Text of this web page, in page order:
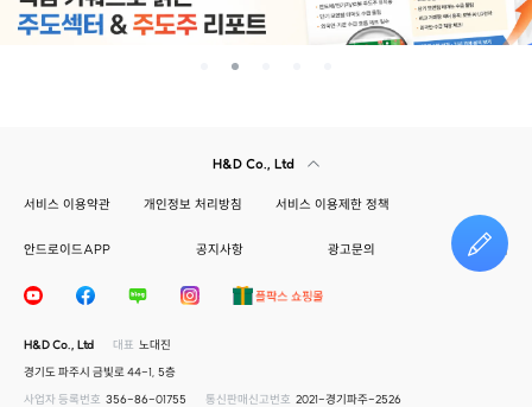
H&D Co., Ltd
서비스 이용약관 개인정보 처리방침 서비스 이용제한 정책
안드로이드APP 공지사항 광고문의 건의하기
H&D Co., Ltd 대표 노대진
경기도 파주시 금빛로 44-1, 5층
사업자 등록번호 356-86-01755 통신판매신고번호 2021-경기파주-2526